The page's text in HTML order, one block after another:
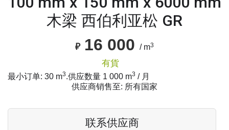
木梁 西伯利亚松 GR
₽ 16 000 / m3
有貨
最小订单: 30 m3.供应数量 1 000 m3 / 月
供应商销售至: 所有国家
联系供应商